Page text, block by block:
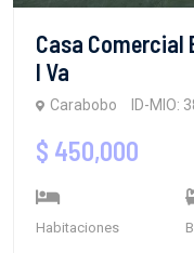
Casa Comercial
I Va
Carabobo ID-MIO:
$ 450,000
Habitaciones